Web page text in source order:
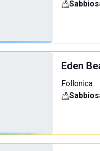
Eden
Follonica